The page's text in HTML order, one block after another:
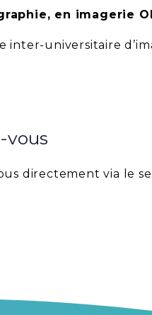
en imagerie
inter-universitaire
vous
directement via le